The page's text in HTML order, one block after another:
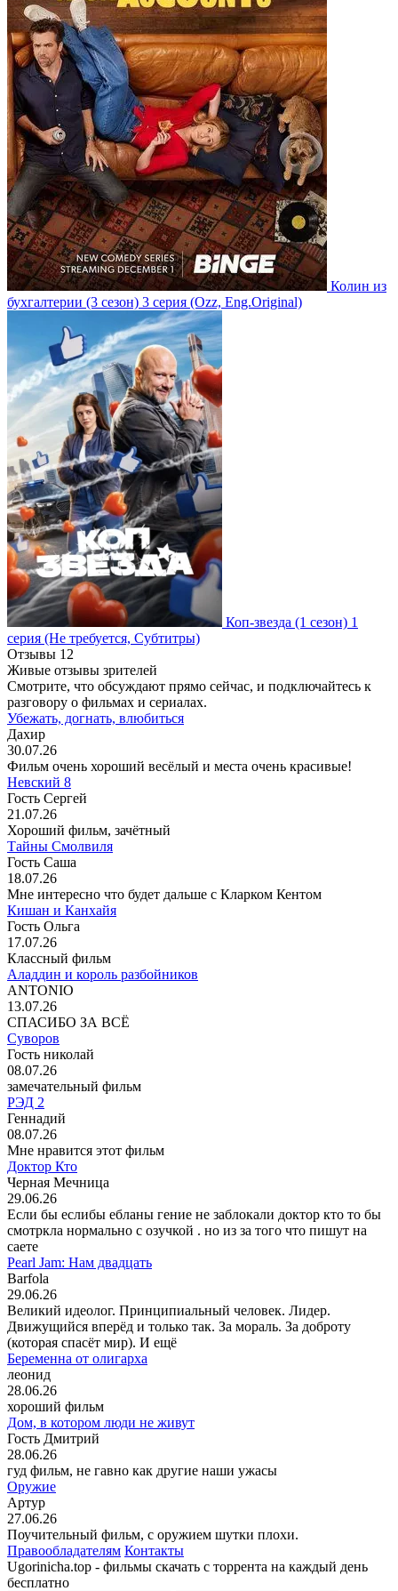
Колин из
бухгалтерии (3 сезон) 3 серия (Ozz, Eng.Original)
Коп-звезда (1 сезон) 1
серия (Не требуется, Субтитры)
Отзывы 12
Живые отзывы зрителей
Смотрите, что обсуждают прямо сейчас, и подключайтесь к
разговору о фильмах и сериалах.
Убежать, догнать, влюбиться
Дахир
30.07.26
Фильм очень хороший весёлый и места очень красивые!
Невский 8
Гость Сергей
21.07.26
Хороший фильм, зачётный
Тайны Смолвиля
Гость Саша
18.07.26
Мне интересно что будет дальше с Кларком Кентом
Кишан и Канхайя
Гость Ольга
17.07.26
Классный фильм
Аладдин и король разбойников
ANTONIO
13.07.26
СПАСИБО ЗА ВСЁ
Суворов
Гость николай
08.07.26
замечательный фильм
РЭД 2
Геннадий
08.07.26
Мне нравится этот фильм
Доктор Кто
Черная Мечница
29.06.26
Если бы еслибы ебланы гение не заблокали доктор кто то бы
смотркла нормально с озучкой . но из за того что пишут на
саете
Pearl Jam: Нам двадцать
Barfola
29.06.26
Великий идеолог. Принципиальный человек. Лидер.
Движущийся вперёд и только так. За мораль. За доброту
(которая спасёт мир). И ещё
Беременна от олигарха
леонид
28.06.26
хороший фильм
Дом, в котором люди не живут
Гость Дмитрий
28.06.26
гуд фильм, не гавно как другие наши ужасы
Оружие
Артур
27.06.26
Поучительный фильм, с оружием шутки плохи.
Правообладателям Контакты
Ugorinicha.top - фильмы скачать с торрента на каждый день
бесплатно